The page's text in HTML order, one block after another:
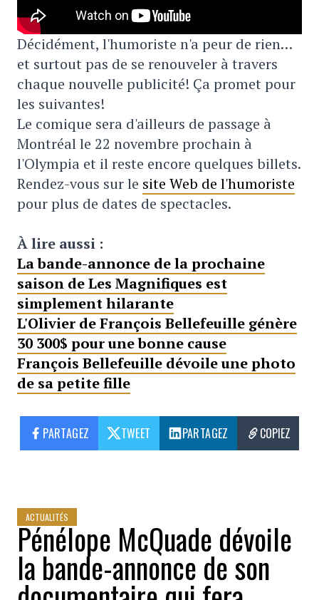
Décidément, l'humoriste n'a peur de rien…
et surtout pas de se renouveler à travers
chaque nouvelle publicité! Ça promet pour
les suivantes!
Le comique sera d'ailleurs de passage à
Montréal le 22 novembre prochain à
l'Olympia et il reste encore quelques billets.
Rendez-vous sur le site Web de l'humoriste
pour plus de dates de spectacles.
À lire aussi :
La bande-annonce de la prochaine
saison de Les Magnifiques est
simplement hilarante
L'Olivier de François Bellefeuille génère
30 300$ pour une bonne cause
François Bellefeuille dévoile une photo
de sa petite fille
PARTAGEZ TWEET PARTAGEZ COPIEZ
ACTUALITÉS
Pénélope McQuade dévoile
la bande-annonce de son